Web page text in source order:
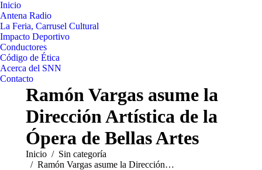
Inicio
Antena Radio
La Feria, Carrusel Cultural
Impacto Deportivo
Conductores
Código de Ética
Acerca del SNN
Contacto
Ramón Vargas asume la
Dirección Artística de la
Ópera de Bellas Artes
Estás aquí:
Inicio
Sin categoría
Ramón Vargas asume la Dirección…